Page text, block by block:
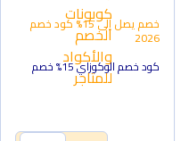
خصم يصل إلى 15% كود خصم
2026
كود خصم الوكوزاي 15% خصم